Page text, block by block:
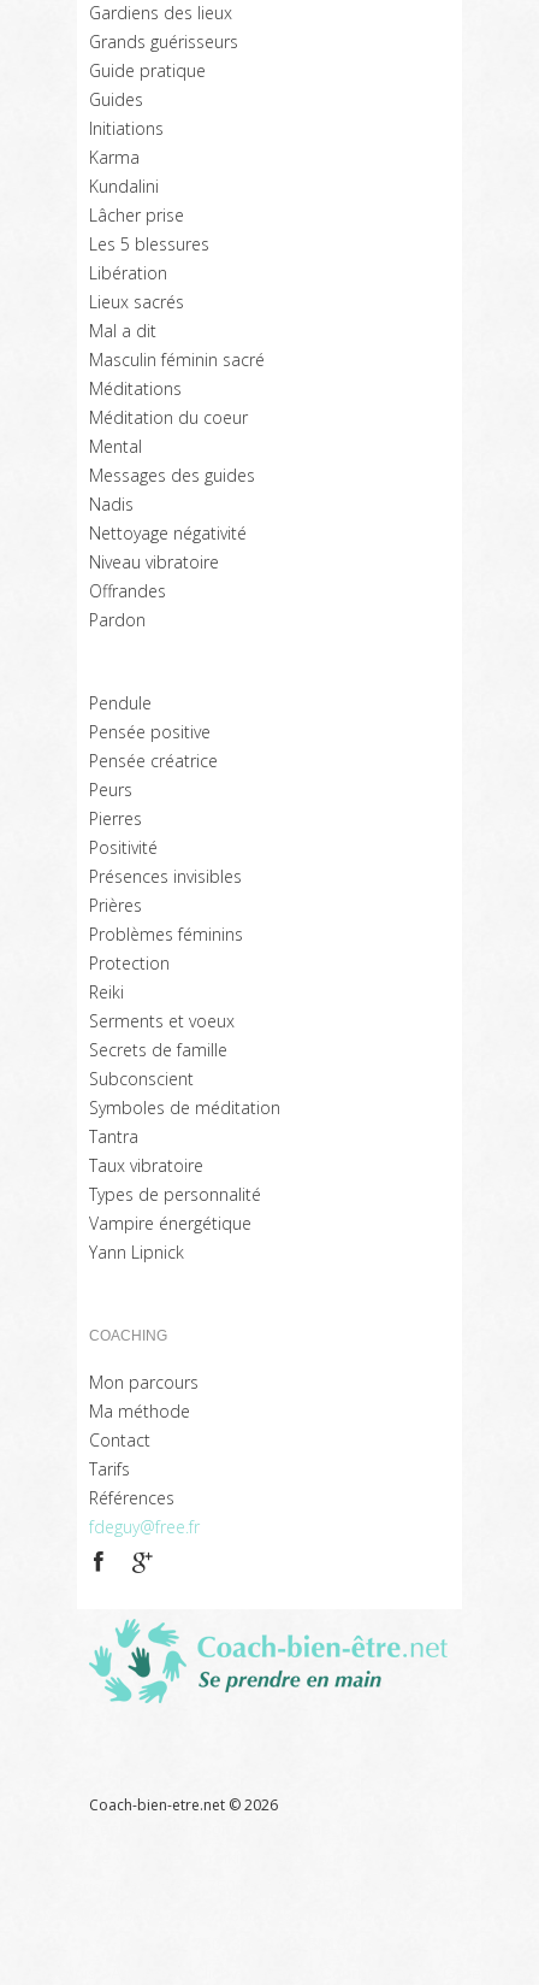
Gardiens des lieux
Grands guérisseurs
Guide pratique
Guides
Initiations
Karma
Kundalini
Lâcher prise
Les 5 blessures
Libération
Lieux sacrés
Mal a dit
Masculin féminin sacré
Méditations
Méditation du coeur
Mental
Messages des guides
Nadis
Nettoyage négativité
Niveau vibratoire
Offrandes
Pardon
Pendule
Pensée positive
Pensée créatrice
Peurs
Pierres
Positivité
Présences invisibles
Prières
Problèmes féminins
Protection
Reiki
Serments et voeux
Secrets de famille
Subconscient
Symboles de méditation
Tantra
Taux vibratoire
Types de personnalité
Vampire énergétique
Yann Lipnick
COACHING
Mon parcours
Ma méthode
Contact
Tarifs
Références
fdeguy@free.fr
Coach-bien-etre.net ©2026